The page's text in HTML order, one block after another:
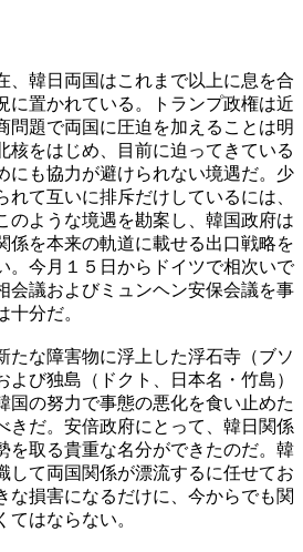
、韓日両国はこれまで以上に息を合
に置かれている。トランプ政権は近
問題で両国に圧迫を加えることは明
核をはじめ、目前に迫ってきている
にも協力が避けられない境遇だ。少
て互いに排斥だけしているには、
のような境遇を勘案し、韓国政府は
係を本来の軌道に載せる出口戦略を
。今月１５日からドイツで相次いで
会議およびミュンヘン安保会議を事
分だ。
たな障害物に浮上した浮石寺（ブソ
よび独島（ドクト、日本名・竹島）
国の努力で事態の悪化を食い止めた
きだ。安倍政府にとって、韓日関係
を取る貴重な名分ができたのだ。韓
して両国関係が漂流するに任せてお
な損害になるだけに、今からでも関
はならない。